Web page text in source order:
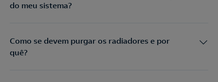
do meu sistema?
Como se devem purgar os radiadores e por
quê?